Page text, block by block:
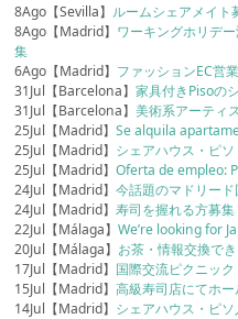
8Ago【Sevilla】 ルームシェアメイト
8Ago【Madrid】 ワーキングホリデ
集
6Ago【Madrid】 ファッションEC営
31Jul【Barcelona】家具付きPisoの
31Jul【Barcelona】美術系アーティ
25Jul【Madrid】Se alquila
25Jul【Madrid】 シェアハウス・ピ
25Jul【Madrid】Oferta de empleo:
24Jul【Madrid】今話題のマドリー
24Jul【Madrid】寿司を握れる方募集
22Jul【Málaga】We’re looking for
20Jul【Málaga】 お茶・情報交換で
17Jul【Madrid】 国際交流ピクニッ
15Jul【Madrid】高級寿司店にてホ
14Jul【Madrid】 シェアハウス・ピ